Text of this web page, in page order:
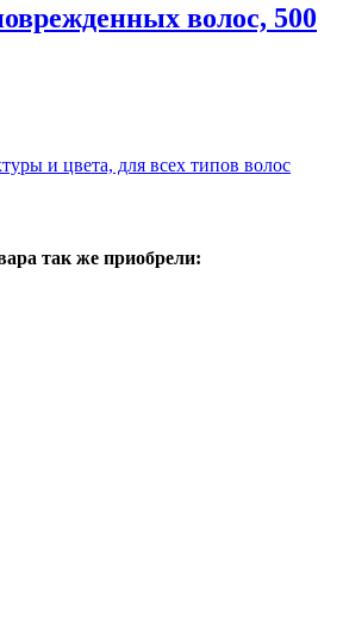
волос, 500
и цвета, для всех типов волос
так же приобрели: